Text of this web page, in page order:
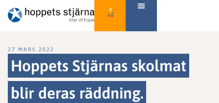
0
27 MARS 2022
Hoppets Stjärnas skolmat
blir deras räddning.